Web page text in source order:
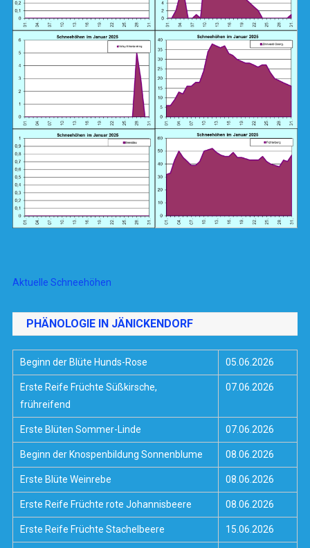
Aktuelle Schneehöhen
PHÄNOLOGIE IN JÄNICKENDORF
Beginn der Blüte Hunds-Rose 05.06.2026
Erste Reife Früchte Süßkirsche,
frühreifend
07.06.2026
Erste Blüten Sommer-Linde 07.06.2026
Beginn der Knospenbildung Sonnenblume 08.06.2026
Erste Blüte Weinrebe 08.06.2026
Erste Reife Früchte rote Johannisbeere 08.06.2026
Erste Reife Früchte Stachelbeere 15.06.2026